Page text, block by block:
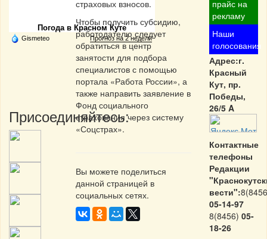
Частная реклама
Погода в Красном Куте
Gismeteo Прогноз на 2 недели
Присоединяйтесь:
страховых взносов.
Чтобы получить субсидию,
работодателю следует
обратиться в центр
занятости для подбора
специалистов с помощью
портала «Работа России», а
также направить заявление в
Фонд социального
страхования через систему
«Соцстрах».
Вы можете поделиться
данной страницей в
социальных сетях.
прайс на
рекламу
Наши
голосования
Адрес:г.
Красный
Кут, пр.
Победы,
26/5 A
Контактные
телефоны
Редакции
вести":
05-14-97
8(8456) 05-
18-26